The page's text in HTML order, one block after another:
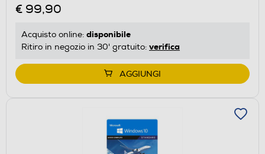
€ 99,90
Acquisto online: disponibile
Ritiro in negozio in 30' gratuito: verifica
AGGIUNGI